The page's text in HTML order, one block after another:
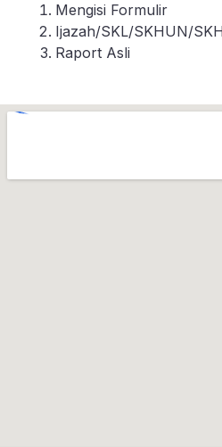
Mengisi Formulir
Ijazah/SKL/SKHUN/
Raport Asli